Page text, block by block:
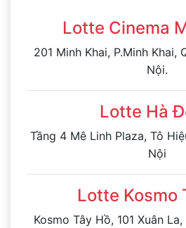
Lotte Cinema
201 Minh Khai, P.Minh Khai,
Nội.
Lotte Hà
Tầng 4 Mê Linh Plaza, Tô
Nội
Lotte Kosmo
Kosmo Tây Hồ, 101 Xuân La,